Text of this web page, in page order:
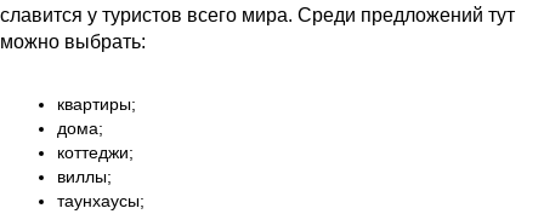
славится у туристов всего мира. Среди предложений тут
можно выбрать:
квартиры;
дома;
коттеджи;
виллы;
таунхаусы;